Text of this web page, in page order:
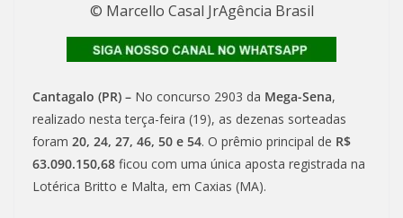
© Marcello Casal JrAgência Brasil
Cantagalo (PR) – No concurso 2903 da Mega-Sena,
realizado nesta terça-feira (19), as dezenas sorteadas
foram 20, 24, 27, 46, 50 e 54. O prêmio principal de R$
63.090.150,68 ficou com uma única aposta registrada na
Lotérica Britto e Malta, em Caxias (MA).